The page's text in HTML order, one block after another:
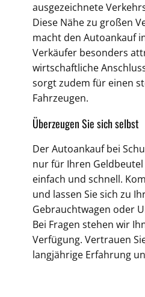
ausgezeichnete
Diese Nähe zu großen
macht den Autoankauf
Verkäufer besonders
wirtschaftliche
sorgt zudem für einen
Fahrzeugen.
Überzeugen Sie sich selbst
Der Autoankauf bei
nur für Ihren
einfach und schnell.
und lassen Sie sich zu
Gebrauchtwagen oder
Bei Fragen stehen wir
Verfügung. Vertrauen
langjährige Erfahrung